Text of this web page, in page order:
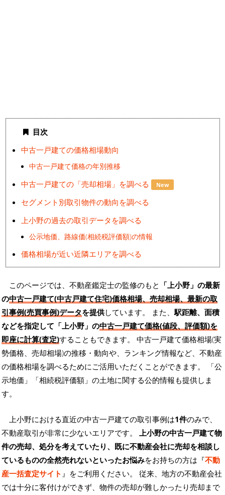
目次
中古一戸建ての価格相場動向
中古一戸建て価格の年別推移
中古一戸建ての「売却相場」を調べる New
セグメント別取引物件の動向を調べる
上小野の過去の取引データを調べる
公示地価、路線価(相続税評価額)の情報
価格相場が近い近隣エリアを調べる
このページでは、不動産鑑定士の監修のもと 「上小野」の最新
の中古一戸建て(中古戸建て住宅)価格相場、売却相場、最新の取
引事例(売買事例)データを提供しています。 また、駅距離、面積
などを指定して「上小野」の中古一戸建て価格(値段、評価額)を
即座に計算(査定)することもできます。 中古一戸建て価格相場(実
勢価格、売却相場)の推移・動向や、ランキング情報など、不動産
の価格相場を調べるためにご活用いただくことができます。
「公
示地価」「相続税評価額」の土地に関する公的情報も提供しま
す。
上小野における直近の中古一戸建ての取引事例は1件のみで、
不動産取引が非常に少ないエリアです。 上小野の中古一戸建て物
件の売却、処分を考えていたり、既に不動産会社に売却を相談し
ているものの全然売れないといったお悩みをお持ちの方は『不動
産一括査定サイト 』をご利用ください。 従来、地方の不動産会社
では十分に客付けができず、物件の売却が難しかったり売却まで